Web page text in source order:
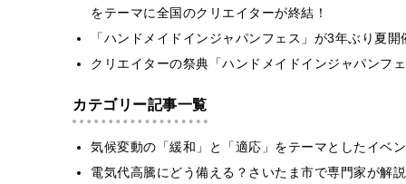
をテーマに全国のクリエイターが終結！
「ハンドメイドインジャパンフェス」が3年ぶり夏
クリエイターの祭典「ハンドメイドインジャパンフ
カテゴリー記事一覧
気候変動の「緩和」と「適応」をテーマとしたイベ
電気代高騰にどう備える？さいたま市で専門家が解